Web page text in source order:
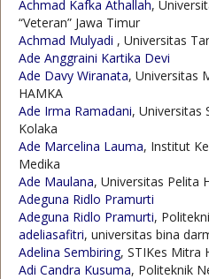
Achmad Kafka Athallah,
“Veteran” Jawa Timur
Achmad Mulyadi , Universitas
Ade Anggraini Kartika Devi
Ade Davy Wiranata, Universitas
HAMKA
Ade Irma Ramadani, Universitas
Kolaka
Ade Marcelina Lauma, Institut
Medika
Ade Maulana, Universitas Pelita
Adeguna Ridlo Pramurti
Adeguna Ridlo Pramurti,
adeliasafitri, universitas bina
Adelina Sembiring, STIKes Mitra
Adi Candra Kusuma, Politeknik